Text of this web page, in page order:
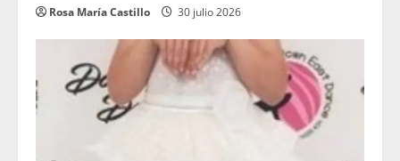
Rosa María Castillo 30 julio 2026